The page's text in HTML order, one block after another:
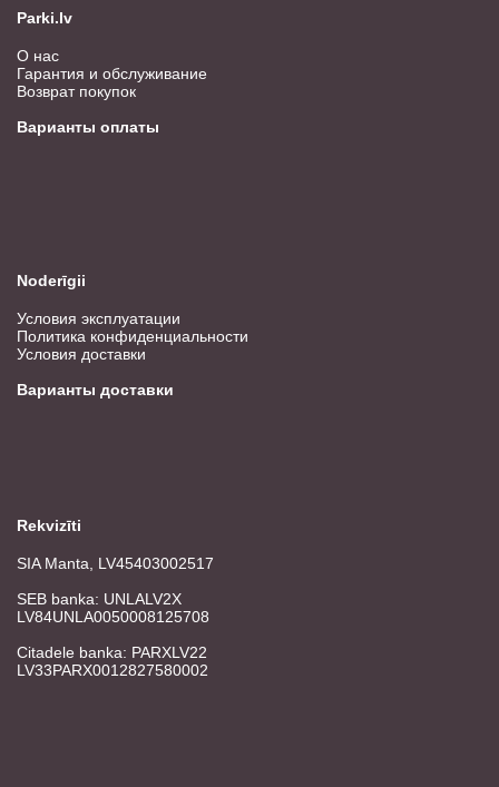
Parki.lv
О нас
Гарантия и обслуживание
Возврат покупок
Варианты оплаты
Noderīgii
Условия эксплуатации
Политика конфиденциальности
Условия доставки
Варианты доставки
Rekvizīti
SIA Manta, LV45403002517
SEB banka: UNLALV2X
LV84UNLA0050008125708
Citadele banka: PARXLV22
LV33PARX0012827580002